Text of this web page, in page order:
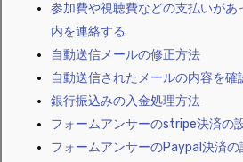
参加費や視聴費などの支払いがあ
内を連絡する
自動送信メールの修正方法
自動送信されたメールの内容を確
銀行振込みの入金処理方法
フォームアンサーのstripe決済の
フォームアンサーのPaypal決済の